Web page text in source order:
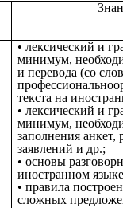
• лексический и
минимум,
и перевода (со
текста на
• лексический и
минимум,
заполнения анкет,
заявлений и др.;
• основы
иностранном
• правила
сложных